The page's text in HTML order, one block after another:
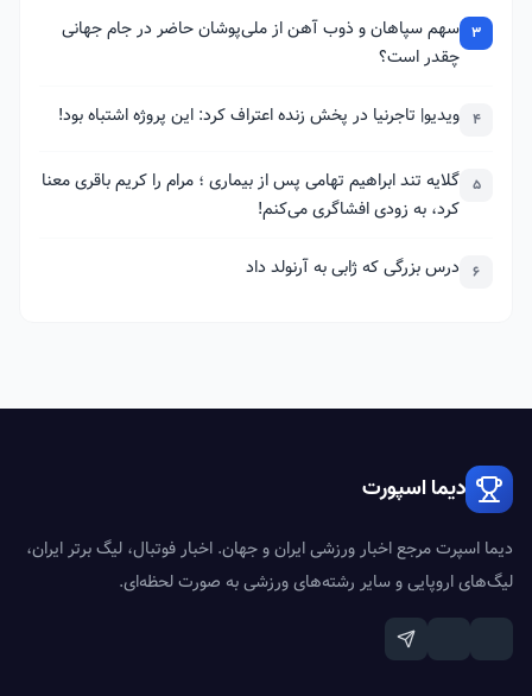
3 سهم سپاهان و ذوب آهن از ملی‌پوشان حاضر در جام جهانی
چقدر است؟
4 ویدیو| تاجرنیا در پخش زنده اعتراف کرد: این پروژه اشتباه بود!
5 گلایه تند ابراهیم تهامی پس از بیماری ؛ مرام را کریم باقری معنا
کرد، به زودی افشاگری می‌کنم!
6 درس بزرگی که ژابی به آرنولد داد
دیما اسپورت
دیما اسپرت مرجع اخبار ورزشی ایران و جهان. اخبار فوتبال، لیگ برتر ایران،
لیگ‌های اروپایی و سایر رشته‌های ورزشی به صورت لحظه‌ای.